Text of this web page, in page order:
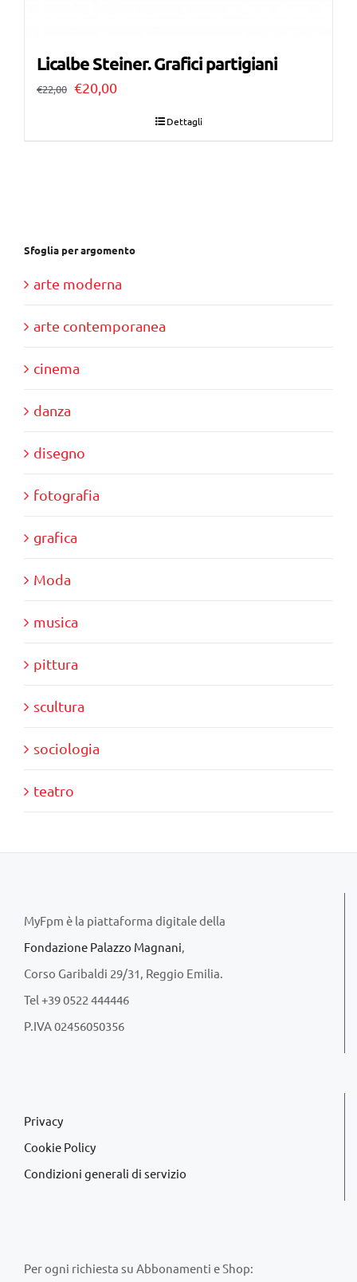
Licalbe Steiner. Grafici partigiani
€22,00 Il
€20,00Il
Dettagli
Sfoglia per argomento
arte moderna
arte contemporanea
cinema
danza
disegno
fotografia
grafica
Moda
musica
pittura
scultura
sociologia
teatro
MyFpm è la piattaforma digitale della
Fondazione Palazzo Magnani,
Corso Garibaldi 29/31, Reggio Emilia.
Tel +39 0522 444446
P.IVA 02456050356
Privacy
Cookie Policy
Condizioni generali di servizio
Per ogni richiesta su Abbonamenti e Shop: